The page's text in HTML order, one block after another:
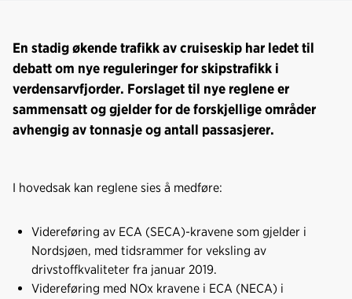
En stadig økende trafikk av cruiseskip har ledet til
debatt om nye reguleringer for skipstrafikk i
verdensarvfjorder. Forslaget til nye reglene er
sammensatt og gjelder for de forskjellige områder
avhengig av tonnasje og antall passasjerer.
I hovedsak kan reglene sies å medføre:
Videreføring av ECA (SECA)-kravene som gjelder i
Nordsjøen, med tidsrammer for veksling av
drivstoffkvaliteter fra januar 2019.
Videreføring med NOx kravene i ECA (NECA) i